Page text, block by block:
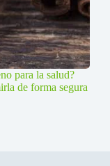
para la salud?
de forma segura